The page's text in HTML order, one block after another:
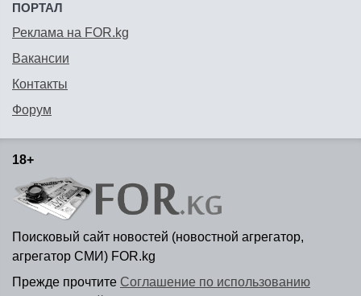
ПОРТАЛ
Реклама на FOR.kg
Вакансии
Контакты
Форум
18+
Поисковый сайт новостей (новостной агрегатор,
агрегатор СМИ) FOR.kg
Прежде прочтите Соглашение по использованию